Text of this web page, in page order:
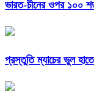
ভারত-চীনের ওপর ১০০
প্রস্তুতি ম্যাচের ভুল হাতে